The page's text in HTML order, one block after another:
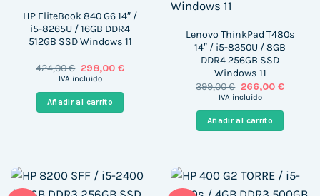
HP EliteBook 840 G6 14″ /
i5-8265U / 16GB DDR4
512GB SSD Windows 11
424,00€ El
precio
era:
424,00 €.
298,00 €El
es:
IVA incluido
Añadir al carrito
Lenovo ThinkPad T480s
14″ / i5-8350U / 8GB
DDR4 256GB SSD
Windows 11
399,00€ El
precio
era:
399,00 €.
266,00 €El
es:
IVA incluido
Añadir al carrito